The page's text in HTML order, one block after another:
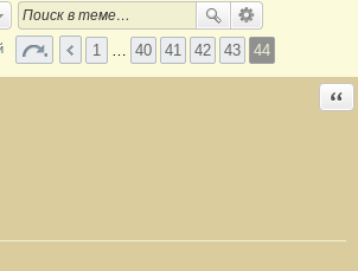
1 40 41 42 43 44